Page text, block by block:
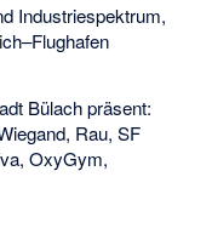
Industriespektrum,
Bülach präsent:
Rau, SF
OxyGym,